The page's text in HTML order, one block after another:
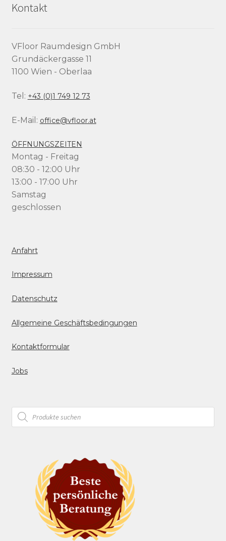
Kontakt
VFloor Raumdesign GmbH
Grundäckergasse 11
1100 Wien - Oberlaa
Tel: +43 (0)1 749 12 73
E-Mail: office@vfloor.at
ÖFFNUNGSZEITEN
Montag - Freitag
08:30 - 12:00 Uhr
13:00 - 17:00 Uhr
Samstag
geschlossen
Anfahrt
Impressum
Datenschutz
Allgemeine Geschäftsbedingungen
Kontaktformular
Jobs
Products
search